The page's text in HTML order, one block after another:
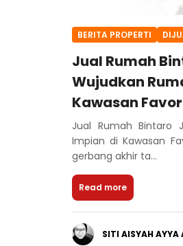
BERITA PROPERTI
Jual Rumah
Wujudkan
Kawasan
Jual Rumah Bintaro
Impian di Kawasan
gerbang akhir ta...
Read more
SITI AISYAH AYYA